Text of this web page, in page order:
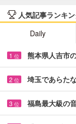
人気記事ランキ
Daily
1 位 熊本県人吉市
2 位 埼玉であらた
3 位 福島最大級の